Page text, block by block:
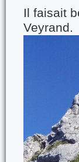
Il faisait
Veyrand.